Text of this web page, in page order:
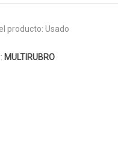
producto: Usado
MULTIRUBRO